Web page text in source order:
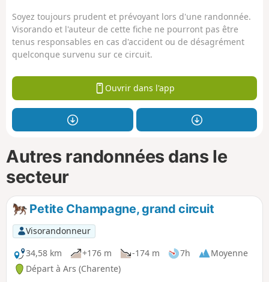
Soyez toujours prudent et prévoyant lors d'une randonnée.
Visorando et l'auteur de cette fiche ne pourront pas être
tenus responsables en cas d'accident ou de désagrément
quelconque survenu sur ce circuit.
Ouvrir dans l'app
Autres randonnées dans le
secteur
Petite Champagne, grand circuit
Visorandonneur
34,58 km
+176 m -174 m 7h
Moyenne
Départ à Ars (Charente)